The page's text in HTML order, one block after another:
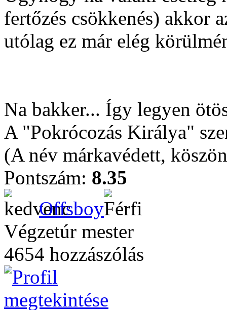
fertőzés csökkenés) akkor
utólag ez már elég
Na bakker... Így legyen
A "Pokrócozás Királya"
(A név márkavédett,
Pontszám: 8.35
Offsboy
Végzetúr mester
4654 hozzászólás